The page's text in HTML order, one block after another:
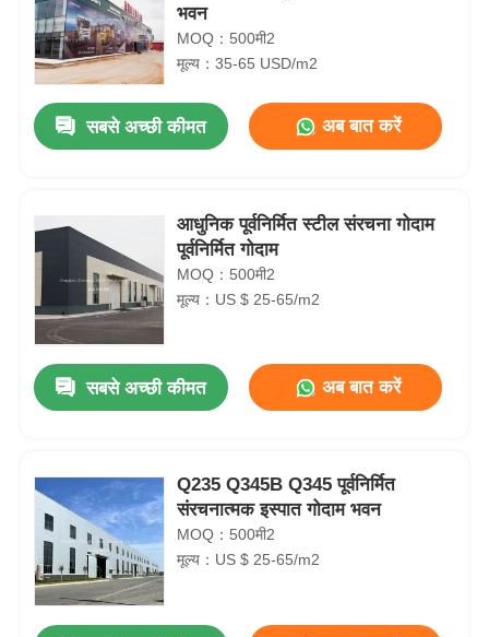
होम
उत्पाद
भवन
MOQ：500मी2
मूल्य：35-65 USD/m2
सबसे अच्छी कीमत अब बात करें
आधुनिक पूर्वनिर्मित स्टील संरचना गोदाम
पूर्वनिर्मित गोदाम
MOQ：500मी2
मूल्य：US $ 25-65/m2
सबसे अच्छी कीमत अब बात करें
Q235 Q345B Q345 पूर्वनिर्मित
संरचनात्मक इस्पात गोदाम भवन
MOQ：500मी2
मूल्य：US $ 25-65/m2